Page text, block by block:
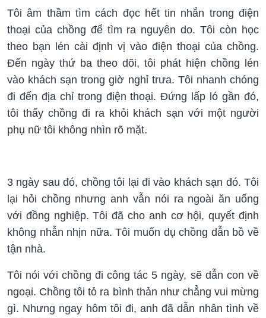
Tôi âm thầm tìm cách đọc hết tin nhắn trong điện
thoại của chồng để tìm ra nguyên do. Tôi còn học
theo bạn lén cài định vị vào điện thoại của chồng.
Đến ngày thứ ba theo dõi, tôi phát hiện chồng lén
vào khách sạn trong giờ nghỉ trưa. Tôi nhanh chóng
đi đến địa chỉ trong điện thoại. Đứng lấp ló gần đó,
tôi thấy chồng đi ra khỏi khách sạn với một người
phụ nữ tôi không nhìn rõ mặt.
3 ngày sau đó, chồng tôi lại đi vào khách sạn đó. Tôi
lại hỏi chồng nhưng anh vẫn nói ra ngoài ăn uống
với đồng nghiệp. Tôi đã cho anh cơ hội, quyết định
không nhẫn nhịn nữa. Tôi muốn dụ chồng dẫn bồ về
tận nhà.
Tôi nói với chồng đi công tác 5 ngày, sẽ dẫn con về
ngoại. Chồng tôi tỏ ra bình thản như chẳng vui mừng
gì. Nhưng ngay hôm tôi đi, anh đã dẫn nhân tình về